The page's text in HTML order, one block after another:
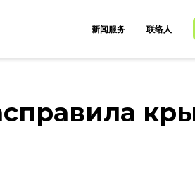
新闻服务 联络人